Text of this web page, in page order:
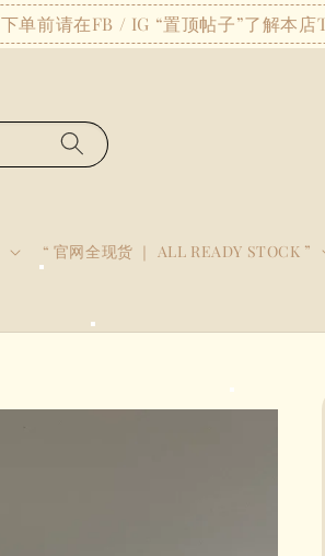
下单前请在FB / IG “置顶帖子”了解本店
“ 官网全现货 ｜ ALL READY STOCK ”